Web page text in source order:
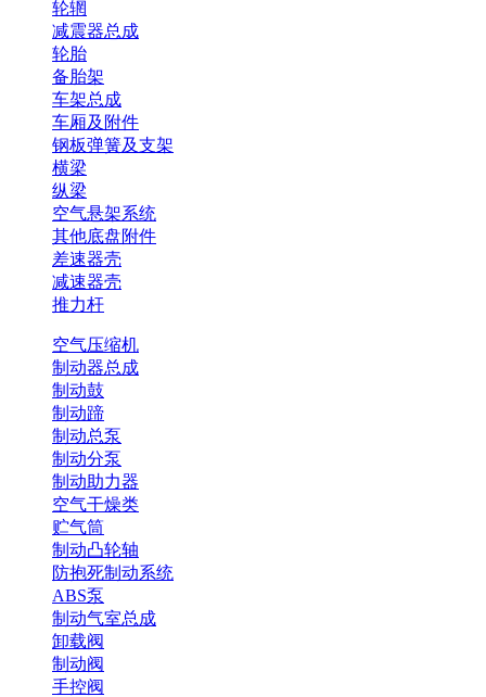
轮辋
减震器总成
轮胎
备胎架
车架总成
车厢及附件
钢板弹簧及支架
横梁
纵梁
空气悬架系统
其他底盘附件
差速器壳
减速器壳
推力杆
空气压缩机
制动器总成
制动鼓
制动蹄
制动总泵
制动分泵
制动助力器
空气干燥类
贮气筒
制动凸轮轴
防抱死制动系统
ABS泵
制动气室总成
卸载阀
制动阀
手控阀